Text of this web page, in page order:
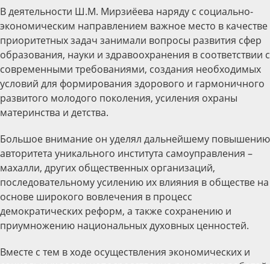
В деятельности Ш.М. Мирзиёева наряду с социально-
экономическим направлением важное место в качестве
приоритетных задач занимали вопросы развития сфер
образования, науки и здравоохранения в соответствии с
современными требованиями, создания необходимых
условий для формирования здорового и гармоничного
развитого молодого поколения, усиления охраны
материнства и детства.
Большое внимание он уделял дальнейшему повышению
авторитета уникального института самоуправления –
махалли, других общественных организаций,
последовательному усилению их влияния в обществе на
основе широкого вовлечения в процесс
демократических реформ, а также сохранению и
приумножению национальных духовных ценностей.
Вместе с тем в ходе осуществления экономических и